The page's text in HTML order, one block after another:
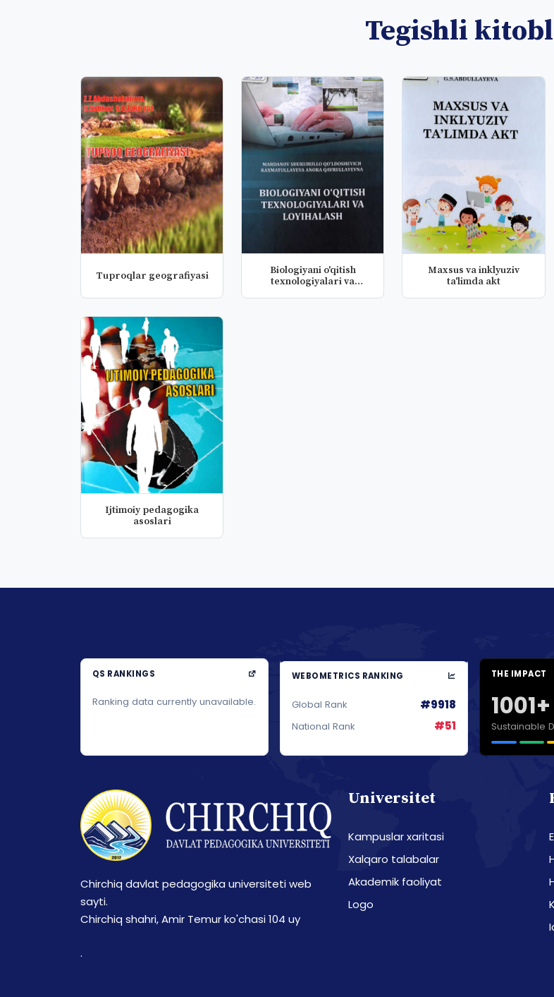
Tegishli
Tuproqlar geografiyasi
Biologiyani o'qitish
texnologiyalari va
Maxsus va inklyuziv
ta'limda akt
Ijtimoiy pedagogika
asoslari
QS RANKINGS
Ranking data currently unavailable.
WEBOMETRICS RANKING
Global Rank #9918
National Rank #51
THE IMPACT
1001+
Sustainable
Chirchiq davlat pedagogika universiteti web
sayti.
Chirchiq shahri, Amir Temur ko'chasi 104 uy
.
Universitet
Kampuslar xaritasi
Xalqaro talabalar
Akademik faoliyat
Logo